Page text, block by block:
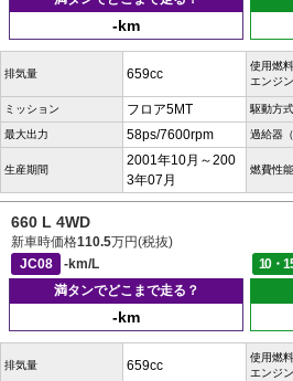
-km
排気量 659cc
使用燃料
エンジン
ミッション フロア5MT 駆動方式
最大出力 58ps/7600rpm 過給器
生産期間
2001年10月～200
3年07月
燃費性能
660 L 4WD
新車時価格110.5万円(税抜)
JC08
-km/L 10・
満タンでどこまで走る？
-km
排気量 659cc
使用燃料
エンジン